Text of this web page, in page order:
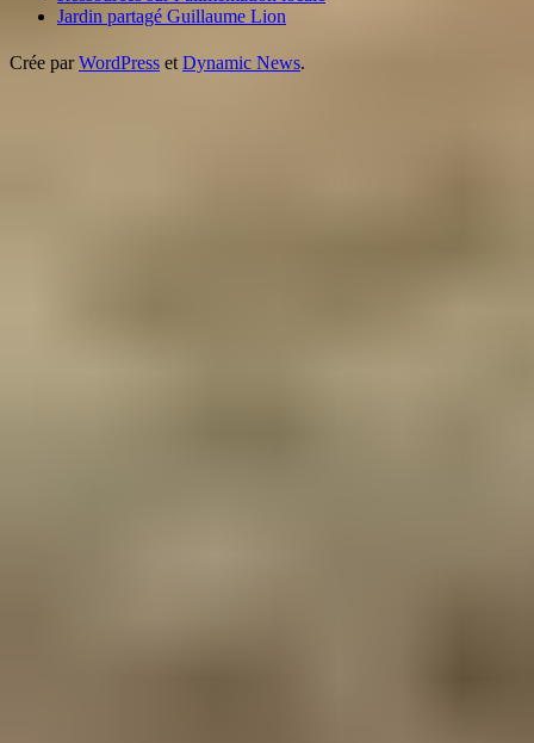
Jardin partagé Guillaume Lion
Crée parWordPress et Dynamic News.